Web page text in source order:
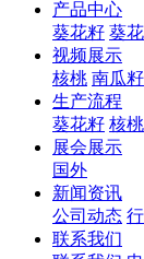
产品中心
葵花籽 葵
视频展示
核桃 南瓜籽
生产流程
葵花籽 核桃
展会展示
国外
新闻资讯
公司动态
联系我们